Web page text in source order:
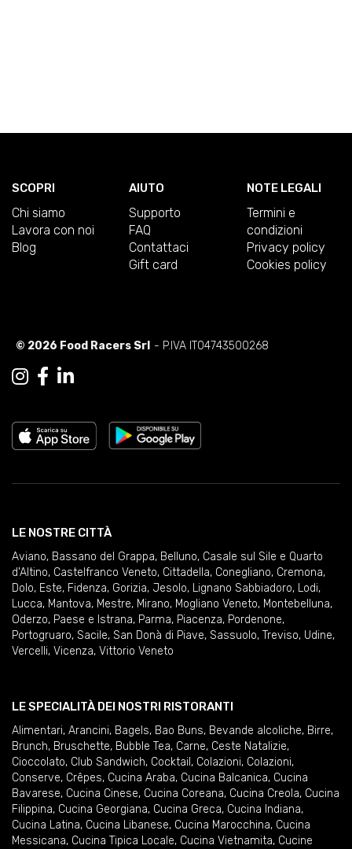
SCOPRI
Chi siamo
Lavora con noi
Blog
AIUTO
Supporto
FAQ
Contattaci
Gift card
NOTE LEGALI
Termini e
condizioni
Privacy policy
Cookies policy
© 2026 Food Racers Srl - P.IVA IT04743500268
LE NOSTRE CITTÀ
Aviano, Bassano del Grappa, Belluno, Casale sul Sile e Quarto
d'Altino, Castelfranco Veneto, Cittadella, Conegliano, Cremona,
Dolo, Este, Fidenza, Gorizia, Jesolo, Lignano Sabbiadoro, Lodi,
Lucca, Mantova, Mestre, Mirano, Mogliano Veneto, Montebelluna,
Oderzo, Paese e Istrana, Parma, Piacenza, Pordenone,
Portogruaro, Sacile, San Donà di Piave, Sassuolo, Treviso, Udine,
Vercelli, Vicenza, Vittorio Veneto
LE SPECIALITÀ DEI NOSTRI RISTORANTI
Alimentari, Arancini, Bagels, Bao Buns, Bevande alcoliche, Birre,
Brunch, Bruschette, Bubble Tea, Carne, Ceste Natalizie,
Cioccolato, Club Sandwich, Cocktail , Colazioni, Colazioni,
Conserve, Crêpes, Cucina Araba, Cucina Balcanica, Cucina
Bavarese, Cucina Cinese, Cucina Coreana, Cucina Creola, Cucina
Filippina, Cucina Georgiana, Cucina Greca, Cucina Indiana,
Cucina Latina, Cucina Libanese, Cucina Marocchina, Cucina
Messicana, Cucina Tipica Locale, Cucina Vietnamita, Cucine